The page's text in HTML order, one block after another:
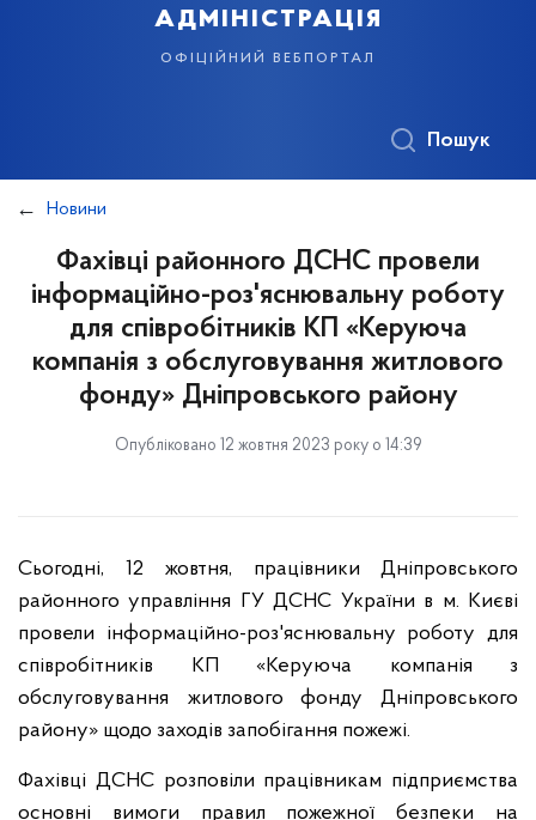
адміністрація
офіційний вебпортал
Пошук
Новини
Фахівці районного ДСНС провели
інформаційно-роз'яснювальну роботу
для співробітників КП «Керуюча
компанія з обслуговування житлового
фонду» Дніпровського району
Опубліковано 12 жовтня 2023 року о 14:39
Сьогодні, 12 жовтня, працівники Дніпровського
районного управління ГУ ДСНС України в м. Києві
провели інформаційно-роз'яснювальну роботу для
співробітників КП «Керуюча компанія з
обслуговування житлового фонду Дніпровського
району» щодо заходів запобігання пожежі.
Фахівці ДСНС розповіли працівникам підприємства
основні вимоги правил пожежної безпеки на